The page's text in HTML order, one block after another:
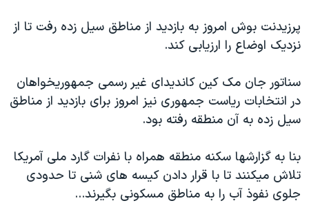
نرگس محمدی برنده جایزه نوبل صلح
صفحه‌های ویژه
سفر پرزیدنت ترامپ به چین
پرزيدنت بوش امروز به بازديد از مناطق سيل زده رفت تا از
نزديک اوضاع را ارزيابی کند.
سناتور جان مک کين کانديدای غير رسمی جمهوريخواهان
در انتخابات رياست جمهوری نيز امروز برای بازديد از مناطق
سيل زده به آن منطقه رفته بود.
بنا به گزارشها سکنه منطقه همراه با نفرات گارد ملی آمريکا
تلاش ميکنند تا با قرار دادن کيسه های شنی تا حدودی
جلوی نفوذ آب را به مناطق مسکونی بگيرند...